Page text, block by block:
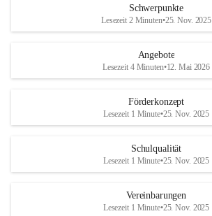
Schwerpunkte
Lesezeit 2 Minuten•25. Nov. 2025
Angebote
Lesezeit 4 Minuten•12. Mai 2026
Förderkonzept
Lesezeit 1 Minute•25. Nov. 2025
Schulqualität
Lesezeit 1 Minute•25. Nov. 2025
Vereinbarungen
Lesezeit 1 Minute•25. Nov. 2025